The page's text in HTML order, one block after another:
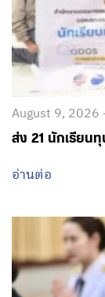
August 9, 2026
ส่ง 21 นักเรียน
อ่านต่อ